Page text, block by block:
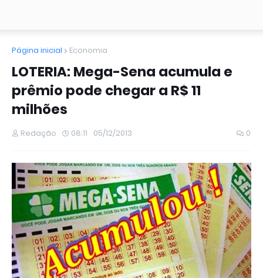
Página inicial Economia
LOTERIA: Mega-Sena acumula e
prêmio pode chegar a R$ 11
milhões
Redação 08:11 05/12/2013 0